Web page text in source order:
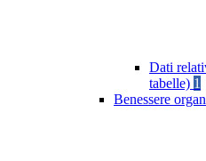
Dati
tabelle) 1
Benessere